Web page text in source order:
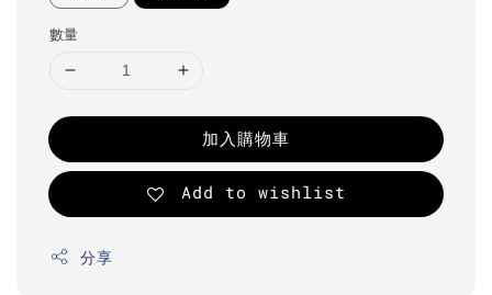
數量
加入購物車
Add to wishlist
分享